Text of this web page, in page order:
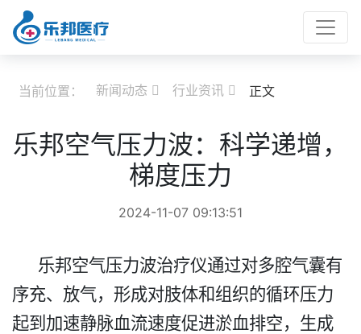
当前位置： 新闻动态  行业资讯  正文
乐邦空气压力波：科学递增，
梯度压力
2024-11-07 09:13:51
乐邦空气压力波治疗仪通过对多腔气囊有
序充、放气，形成对肢体和组织的循环压力
起到加速静脉血流速度促进淤血排空，生成